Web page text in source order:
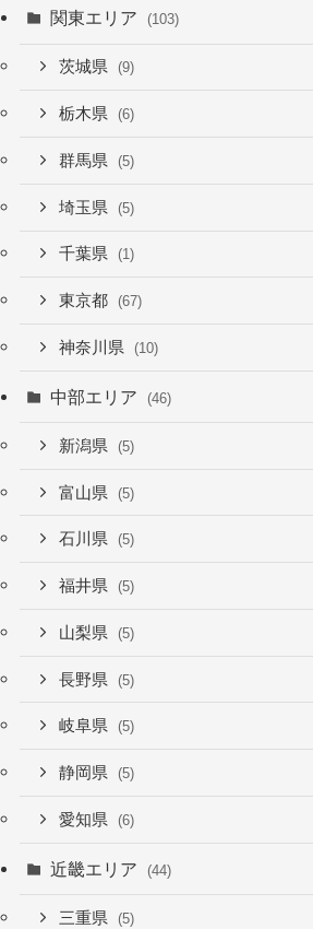
関東エリア (103)
茨城県 (9)
栃木県 (6)
群馬県 (5)
埼玉県 (5)
千葉県 (1)
東京都 (67)
神奈川県 (10)
中部エリア (46)
新潟県 (5)
富山県 (5)
石川県 (5)
福井県 (5)
山梨県 (5)
長野県 (5)
岐阜県 (5)
静岡県 (5)
愛知県 (6)
近畿エリア (44)
三重県 (5)